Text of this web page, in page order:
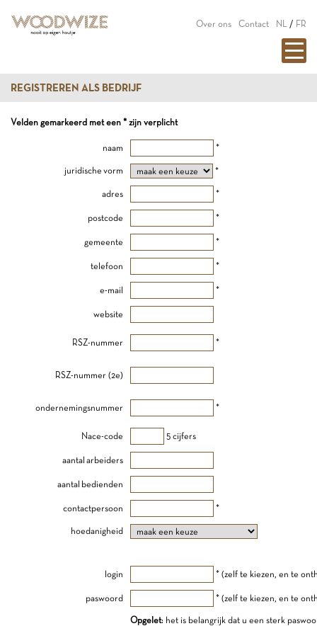
Over ons Contact NL / FR
REGISTREREN ALS BEDRIJF
Velden gemarkeerd met een * zijn verplicht
naam *
juridische vorm *
adres *
postcode *
gemeente *
telefoon *
e-mail *
website
RSZ-nummer *
RSZ-nummer (2e)
ondernemingsnummer *
Nace-code 5 cijfers
aantal arbeiders
aantal bedienden
contactpersoon *
hoedanigheid
login * (zelf te kiezen, en te
paswoord * (zelf te kiezen, en te
Opgelet: het is belangrijk dat u een sterk